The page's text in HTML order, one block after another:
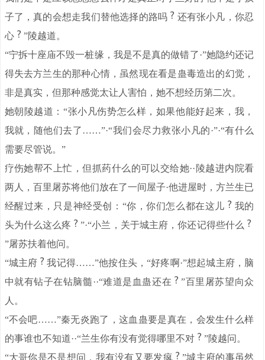
子了，真的会想走我们替他选择的路吗
还有张小凡，你忍
心
”陵越道。
“宁拆十座庙不毁一桩缘，我是不是真的做错了·”她隐约还记
得失去方兰生的那种心情，虽然现在看是蛊毒造出的幻觉，
非是真实，但那种感觉太让人害怕，她不想经历第二次。
她朝陵越道：“张小凡伤势怎么样，如果他能好起来，我，
我就，随他们去了……”·“我们会尽力救张小凡的·”·“有什么
需要尽管说。”
疗伤她帮不上忙，但抓药什么的可以交给她··陵越进内院看
两人，百里屠苏将他们放在了一间屋子·他进屋时，方兰生已
经醒过来，只是神经受创：“你，你们怎么都在这儿
我的
头为什么这么疼
”·“小兰，关于城主府，你还记得些什么
”屠苏扶着他问。
“城主府
我记得……”他按住头，“好疼啊·”想起城主府，脑
中就有钻子在钻脑髓··“难道是血蛊还在
”百里屠苏望向众
人。
“不会吧……”秦无炎跑了，这血蛊要是真在，会发生什么样
的事谁也不知道··“兰生你有没有觉得哪里不对
”陵越问。
“大哥你是不是想问，我有没有又要发疯
”城主府的事虽然